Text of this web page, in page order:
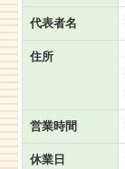
代表者名
住所
営業時間
休業日